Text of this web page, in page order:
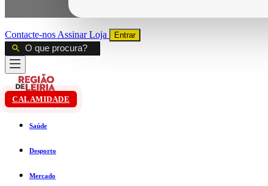
Contacte-nos AssinarLoja Entrar
CALAMIDADE
Saúde
Desporto
Mercado